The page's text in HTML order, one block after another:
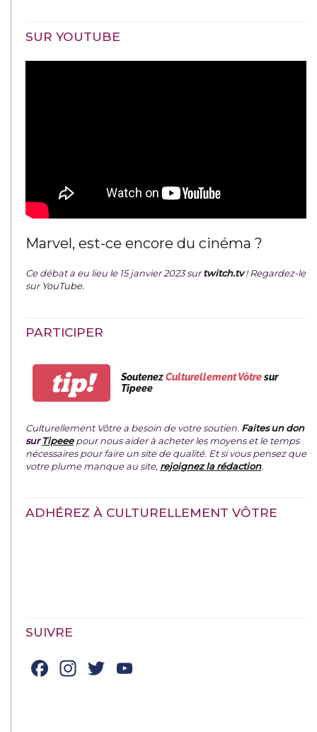
SUR YOUTUBE
Marvel, est-ce encore du cinéma ?
Ce débat a eu lieu le 15 janvier 2023 surtwitch.tv ! Regardez-le
surYouTube.
PARTICIPER
tip! SoutenezCulturellement Vôtresur
Tipeee
Culturellement Vôtre a besoin de votre soutien. Faites un don
surTipeeepour nous aider à acheter les moyens et le temps
nécessaires pour faire un site de qualité. Et si vous pensez que
votre plume manque au site, rejoignez la rédaction.
ADHÉREZ À CULTURELLEMENT VÔTRE
SUIVRE
Facebook
Instagram
Twitter